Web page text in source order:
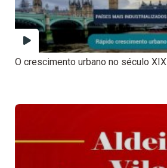
O crescimento urbano no século XIX